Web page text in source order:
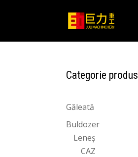
Categorie produs
Găleată
Buldozer
Leneş
CAZ